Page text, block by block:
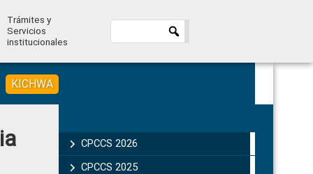
Trámites y
Servicios
institucionales
KICHWA
Sidebar
CPCCS 2026
CPCCS 2025